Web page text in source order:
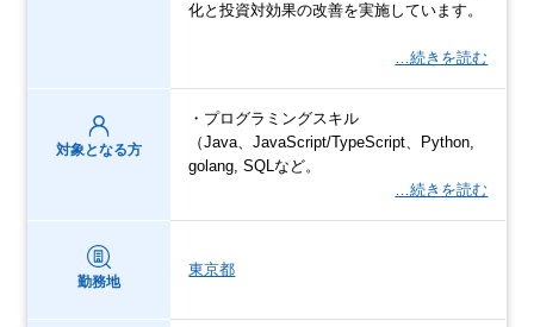
化と投資対効果の改善を実施しています。
…続きを読む
対象となる方
・プログラミングスキル
（Java、JavaScript/TypeScript、Python,
golang, SQLなど。
…続きを読む
勤務地
東京都